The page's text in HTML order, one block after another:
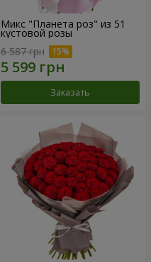
Микс "Планета роз" из 51
кустовой розы
6 587 грн
Заказать